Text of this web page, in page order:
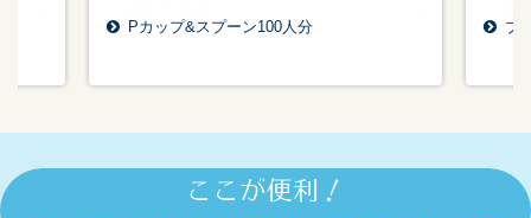
Pカップ&スプーン100人分 ブ